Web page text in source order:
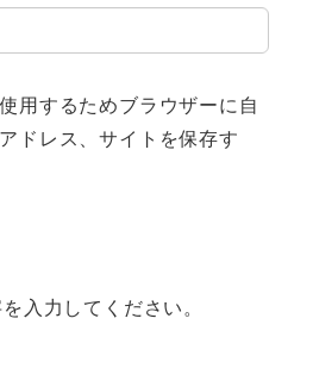
用するためブラウザーに自
ドレス、サイトを保存す
入力してください。